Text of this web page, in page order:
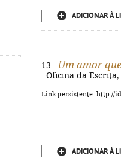
ADICIONAR À
13 - Um amor
: Oficina da Escrita,
Link persistente: http://
ADICIONAR À